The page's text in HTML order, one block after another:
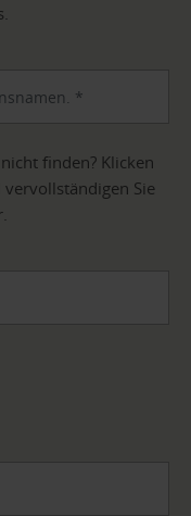
finden? Klicken
Sie